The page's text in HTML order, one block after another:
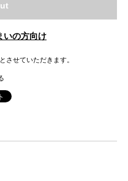
いの方向け
させていただきます。